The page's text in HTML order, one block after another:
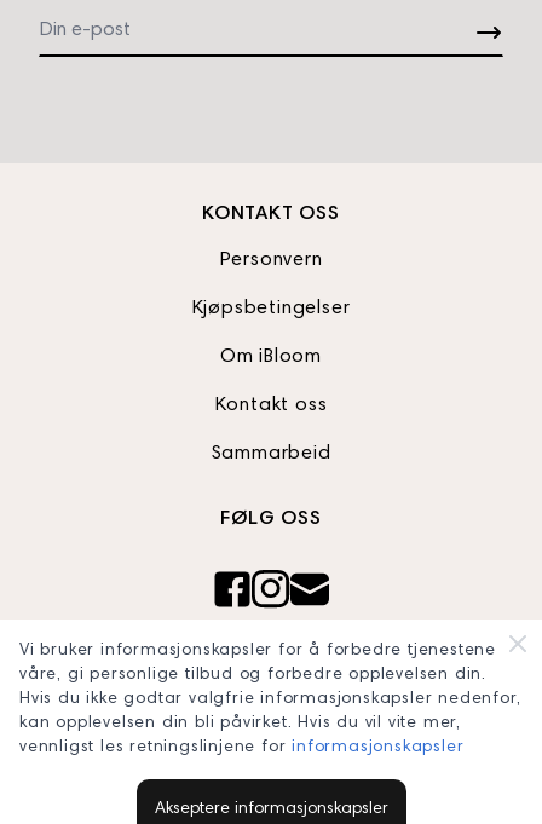
Vi bruker informasjonskapsler for å forbedre tjenestene
våre, gi personlige tilbud og forbedre opplevelsen din.
Hvis du ikke godtar valgfrie informasjonskapsler nedenfor,
kan opplevelsen din bli påvirket. Hvis du vil vite mer,
vennligst les retningslinjene forinformasjonskapsler
Akseptere informasjonskapsler
KONTAKT OSS
Personvern
Kjøpsbetingelser
Om iBloom
Kontakt oss
Sammarbeid
FØLG OSS
Ibloom AS
Org nr: 820990242
blooomconcept@gmail.com